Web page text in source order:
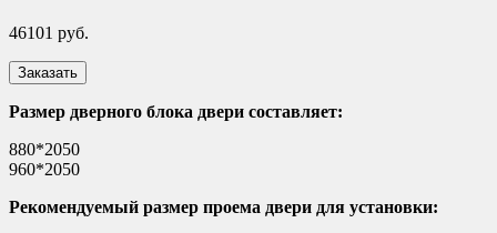
46101 руб.
Заказать
Размер дверного блока двери составляет:
880*2050
960*2050
Рекомендуемый размер проема двери для установки: